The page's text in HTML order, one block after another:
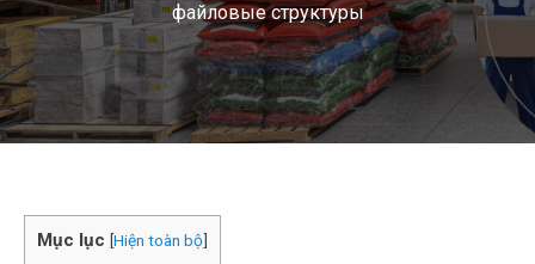
файловые структуры
Mục lục [Hiện toàn bộ]